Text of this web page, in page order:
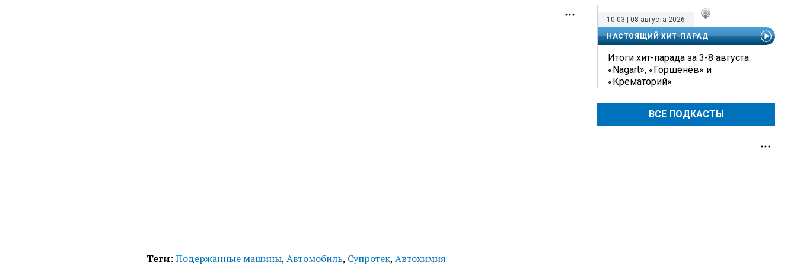
Теги:Подержанные машины, Автомобиль, Супротек, Автохимия
10:03 | 08 августа 2026
НАСТОЯЩИЙ ХИТ-ПАРАД
Итоги хит-парада за 3-8 августа.
«Nagart», «Горшенёв» и
«Крематорий»
ВСЕ ПОДКАСТЫ